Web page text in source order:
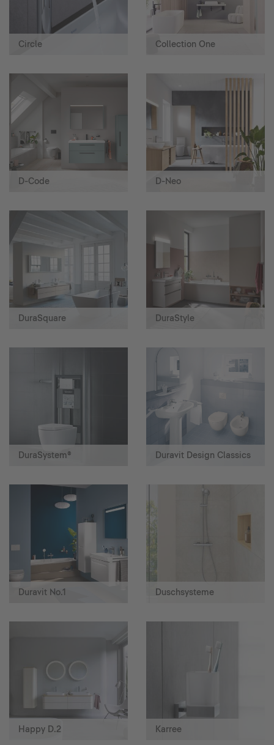
Circle Collection One
D-Code D-Neo
DuraSquare DuraStyle
DuraSystem® Duravit Design Classics
Duravit No.1 Duschsysteme
Happy D.2 Karree